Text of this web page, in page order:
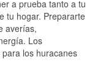
a prueba tanto a tu
tu hogar. Prepararte
averías,
Los
los huracanes